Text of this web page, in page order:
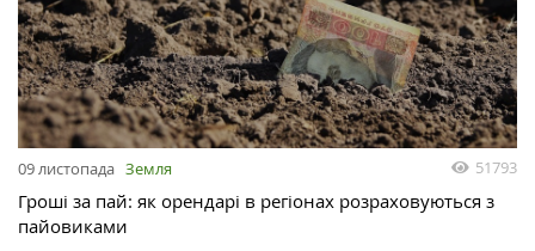
09 листопада Земля 51793
Гроші за пай: як орендарі в регіонах розраховуються з
пайовиками